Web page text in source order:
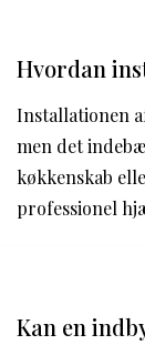
Hvordan
Installationen
men det
køkkenskab
professionel
Kan en